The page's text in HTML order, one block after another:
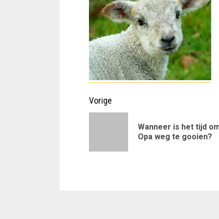
Doorgaan
Vorige
Wanneer is het tijd
Opa weg te gooien?